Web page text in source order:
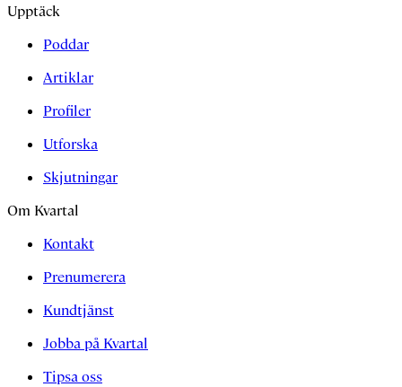
Upptäck
Poddar
Artiklar
Profiler
Utforska
Skjutningar
Om Kvartal
Kontakt
Prenumerera
Kundtjänst
Jobba på Kvartal
Tipsa oss